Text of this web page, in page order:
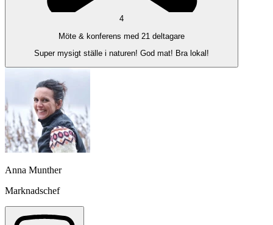
4
Möte & konferens med 21 deltagare
Super mysigt ställe i naturen! God mat! Bra lokal!
Anna Munther
Marknadschef